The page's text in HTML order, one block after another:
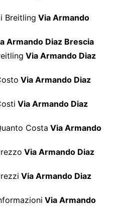
Breitling Via Armando
Armando Diaz Brescia
Via Armando Diaz
Via Armando Diaz
Via Armando Diaz
Costa Via Armando
Via Armando Diaz
Via Armando Diaz
Via Armando